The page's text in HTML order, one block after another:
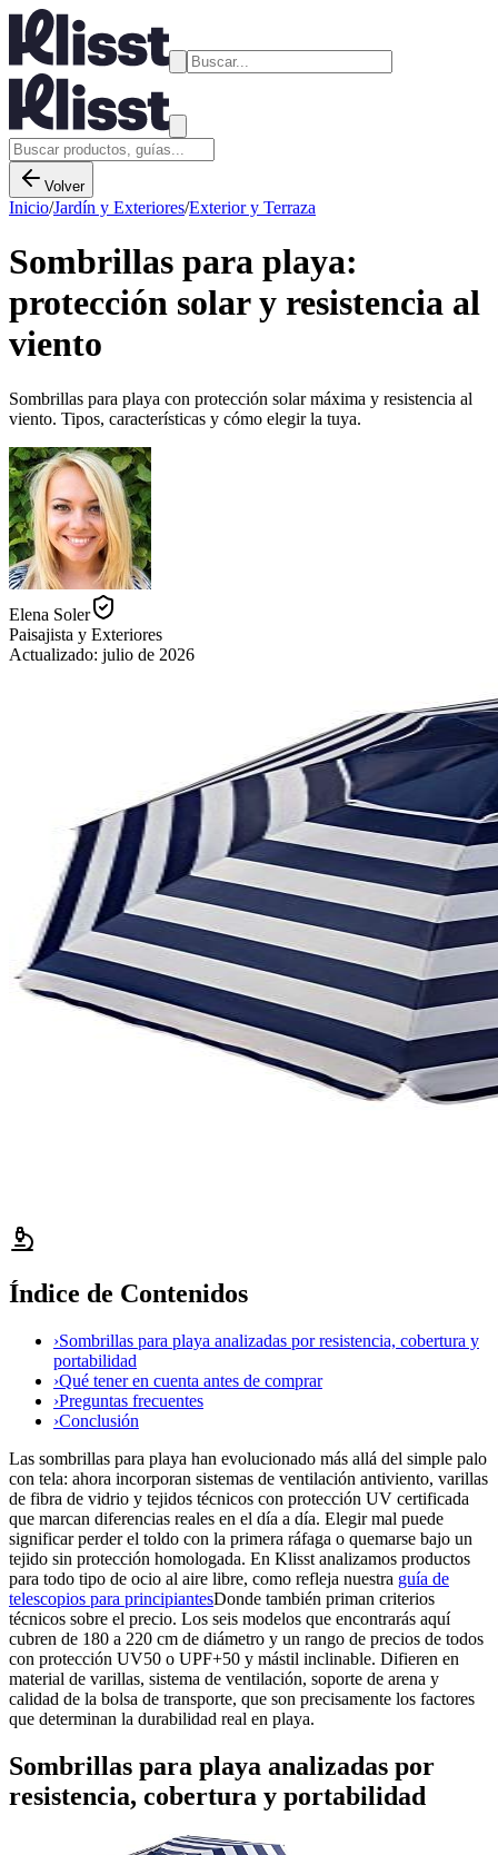
Volver
Inicio/Jardín y Exteriores/Exterior y Terraza
Sombrillas para playa:
protección solar y resistencia al
viento
Sombrillas para playa con protección solar máxima y resistencia al
viento. Tipos, características y cómo elegir la tuya.
Elena Soler
Paisajista y Exteriores
Actualizado: julio de 2026
Índice de Contenidos
›Sombrillas para playa analizadas por resistencia, cobertura y
portabilidad
›Qué tener en cuenta antes de comprar
›Preguntas frecuentes
›Conclusión
Las sombrillas para playa han evolucionado más allá del simple palo
con tela: ahora incorporan sistemas de ventilación antiviento, varillas
de fibra de vidrio y tejidos técnicos con protección UV certificada
que marcan diferencias reales en el día a día. Elegir mal puede
significar perder el toldo con la primera ráfaga o quemarse bajo un
tejido sin protección homologada. En Klisst analizamos productos
para todo tipo de ocio al aire libre, como refleja nuestra guía de
telescopios para principiantesDonde también priman criterios
técnicos sobre el precio. Los seis modelos que encontrarás aquí
cubren de 180 a 220 cm de diámetro y un rango de precios de todos
con protección UV50 o UPF+50 y mástil inclinable. Difieren en
material de varillas, sistema de ventilación, soporte de arena y
calidad de la bolsa de transporte, que son precisamente los factores
que determinan la durabilidad real en playa.
Sombrillas para playa analizadas por
resistencia, cobertura y portabilidad